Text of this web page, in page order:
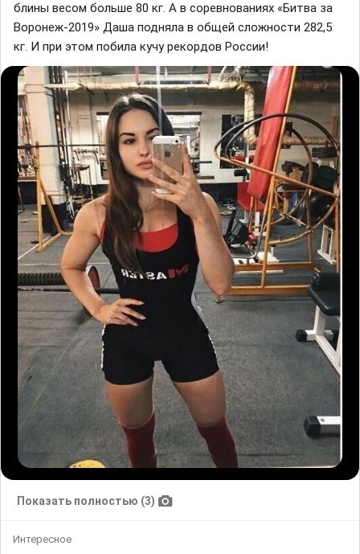
блины весом больше 80 кг. А в соревнованиях «Битва за
Воронеж-2019» Даша подняла в общей сложности 282,5
кг. И при этом побила кучу рекордов России!
Показать полностью (3)
Интересное